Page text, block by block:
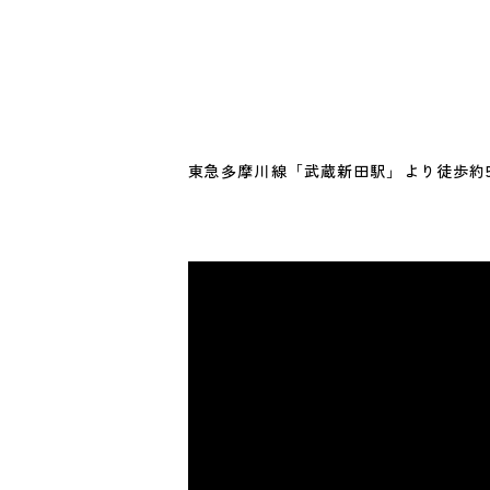
東急多摩川線「武蔵新田駅」より徒歩約